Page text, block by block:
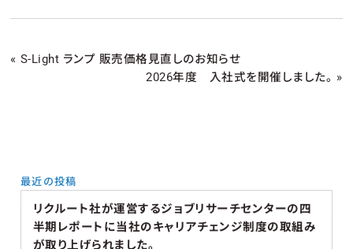
« S-Light ランプ 販売価格見直しのお知らせ
2026年度 入社式を開催しました。 »
最近の投稿
リクルート社が運営するジョブリサーチセンターの四
半期レポートに当社のキャリアチェンジ制度の取組み
が取り上げられました。